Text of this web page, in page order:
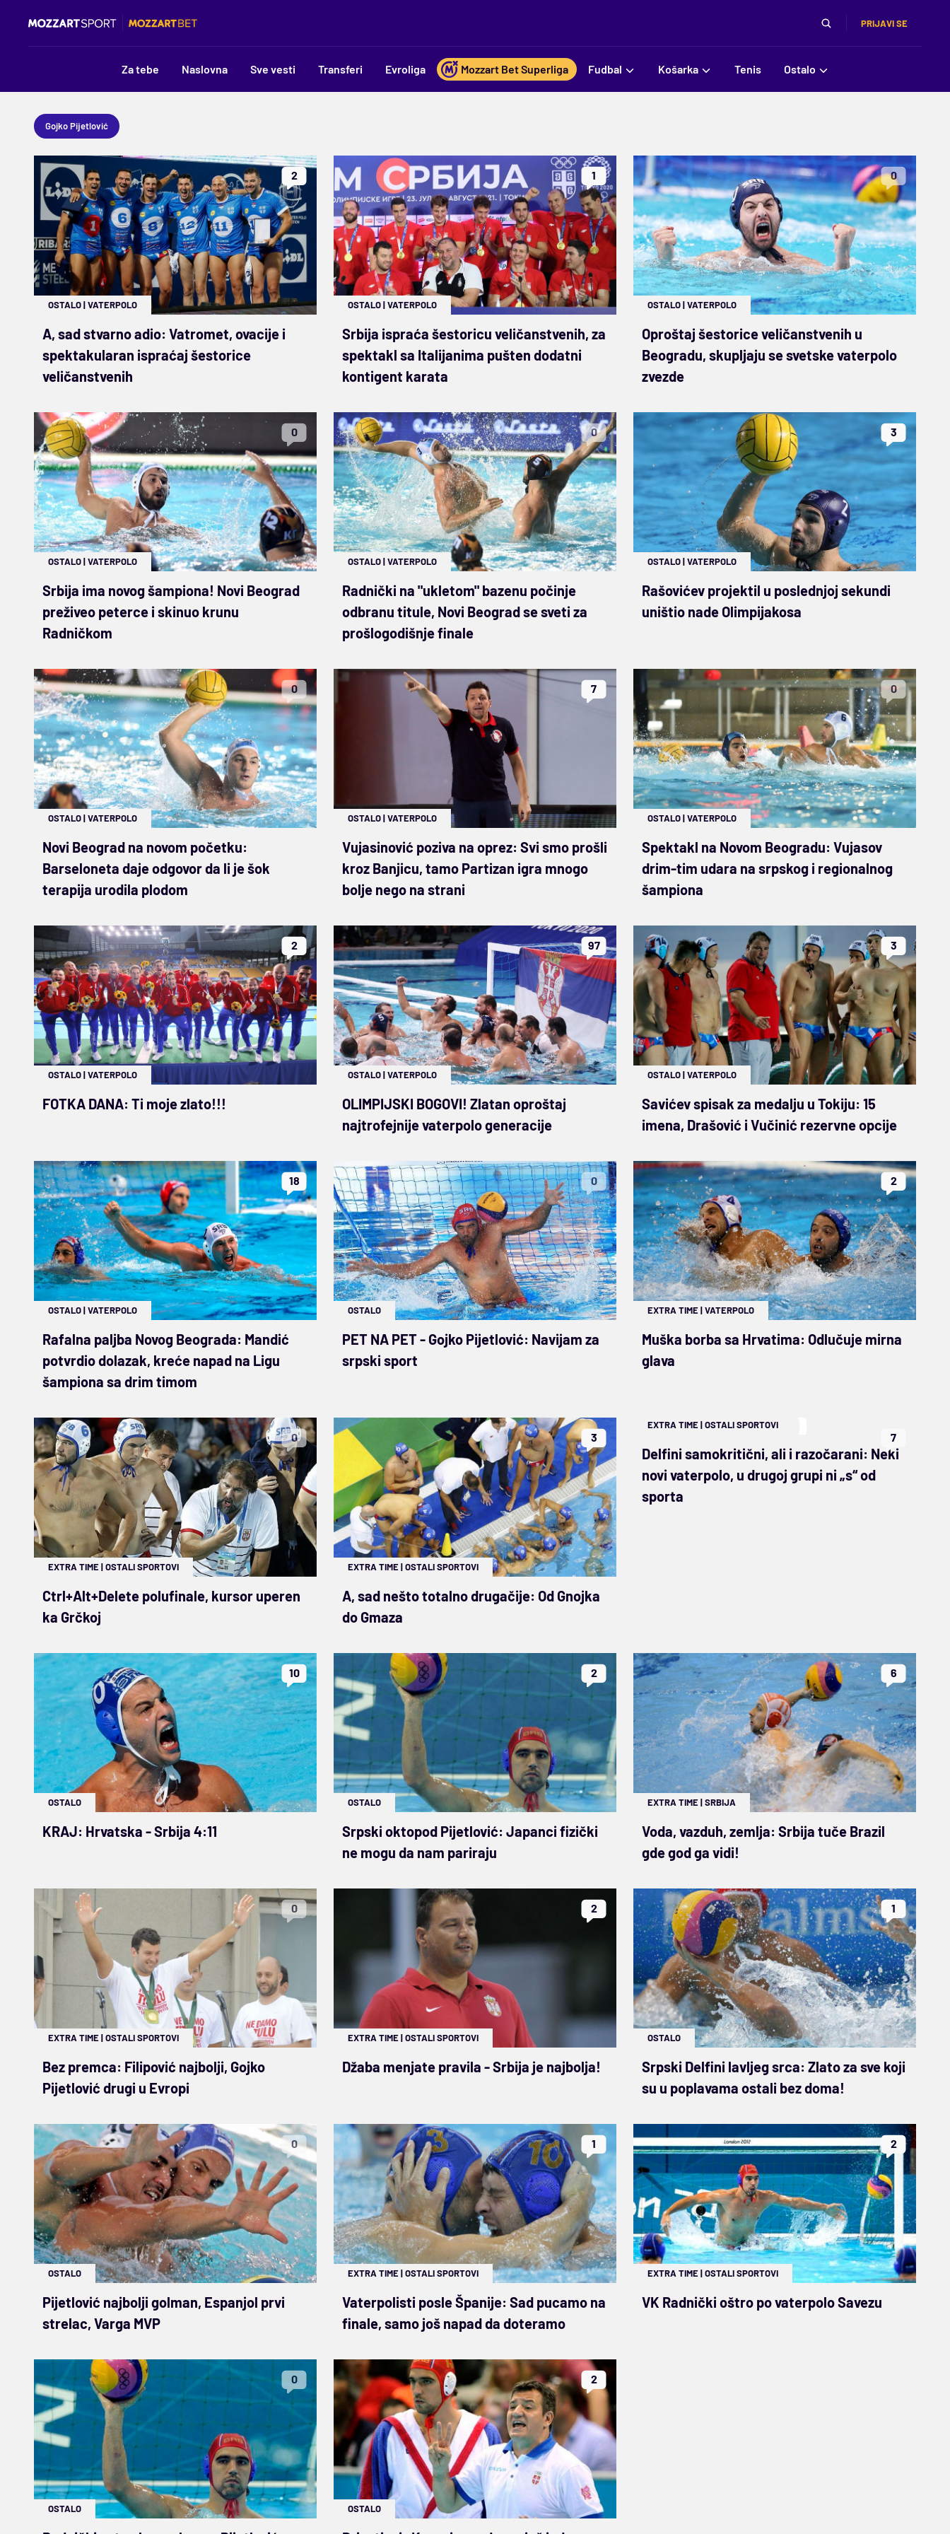
PRIJAVI SE
Za tebe Naslovna Sve vesti Transferi Evroliga Mozzart Bet Superliga Fudbal Košarka Tenis Ostalo
Gojko Pijetlović
2
OSTALO|VATERPOLO
A, sad stvarno adio: Vatromet, ovacije i
spektakularan ispraćaj šestorice
veličanstvenih
1
OSTALO|VATERPOLO
Srbija ispraća šestoricu veličanstvenih, za
spektakl sa Italijanima pušten dodatni
kontigent karata
0
OSTALO|VATERPOLO
Oproštaj šestorice veličanstvenih u
Beogradu, skupljaju se svetske vaterpolo
zvezde
0
OSTALO|VATERPOLO
Srbija ima novog šampiona! Novi Beograd
preživeo peterce i skinuo krunu
Radničkom
0
OSTALO|VATERPOLO
Radnički na "ukletom" bazenu počinje
odbranu titule, Novi Beograd se sveti za
prošlogodišnje finale
3
OSTALO|VATERPOLO
Rašovićev projektil u poslednjoj sekundi
uništio nade Olimpijakosa
0
OSTALO|VATERPOLO
Novi Beograd na novom početku:
Barseloneta daje odgovor da li je šok
terapija urodila plodom
7
OSTALO|VATERPOLO
Vujasinović poziva na oprez: Svi smo prošli
kroz Banjicu, tamo Partizan igra mnogo
bolje nego na strani
0
OSTALO|VATERPOLO
Spektakl na Novom Beogradu: Vujasov
drim-tim udara na srpskog i regionalnog
šampiona
2
OSTALO|VATERPOLO
FOTKA DANA: Ti moje zlato!!!
97
OSTALO|VATERPOLO
OLIMPIJSKI BOGOVI! Zlatan oproštaj
najtrofejnije vaterpolo generacije
3
OSTALO|VATERPOLO
Savićev spisak za medalju u Tokiju: 15
imena, Drašović i Vučinić rezervne opcije
18
OSTALO|VATERPOLO
Rafalna paljba Novog Beograda: Mandić
potvrdio dolazak, kreće napad na Ligu
šampiona sa drim timom
0
OSTALO
PET NA PET - Gojko Pijetlović: Navijam za
srpski sport
2
EXTRA TIME|VATERPOLO
Muška borba sa Hrvatima: Odlučuje mirna
glava
0
EXTRA TIME|OSTALI SPORTOVI
Ctrl+Alt+Delete polufinale, kursor uperen
ka Grčkoj
3
EXTRA TIME|OSTALI SPORTOVI
A, sad nešto totalno drugačije: Od Gnojka
do Gmaza
7
EXTRA TIME|OSTALI SPORTOVI
Delfini samokritični, ali i razočarani: Neki
novi vaterpolo, u drugoj grupi ni „s“ od
sporta
10
OSTALO
KRAJ: Hrvatska - Srbija 4:11
2
OSTALO
Srpski oktopod Pijetlović: Japanci fizički
ne mogu da nam pariraju
6
EXTRA TIME|SRBIJA
Voda, vazduh, zemlja: Srbija tuče Brazil
gde god ga vidi!
0
EXTRA TIME|OSTALI SPORTOVI
Bez premca: Filipović najbolji, Gojko
Pijetlović drugi u Evropi
2
EXTRA TIME|OSTALI SPORTOVI
Džaba menjate pravila - Srbija je najbolja!
1
OSTALO
Srpski Delfini lavljeg srca: Zlato za sve koji
su u poplavama ostali bez doma!
0
OSTALO
Pijetlović najbolji golman, Espanjol prvi
strelac, Varga MVP
1
EXTRA TIME|OSTALI SPORTOVI
Vaterpolisti posle Španije: Sad pucamo na
finale, samo još napad da doteramo
2
EXTRA TIME|OSTALI SPORTOVI
VK Radnički oštro po vaterpolo Savezu
0
OSTALO
2
OSTALO